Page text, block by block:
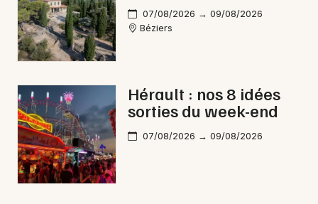
Artistes en tournée
Actus à Lodève
Magazine à Lodève
07/08/2026 → 09/08/2026
Béziers
Hérault : nos 8 idées
sorties du week-end
07/08/2026 → 09/08/2026